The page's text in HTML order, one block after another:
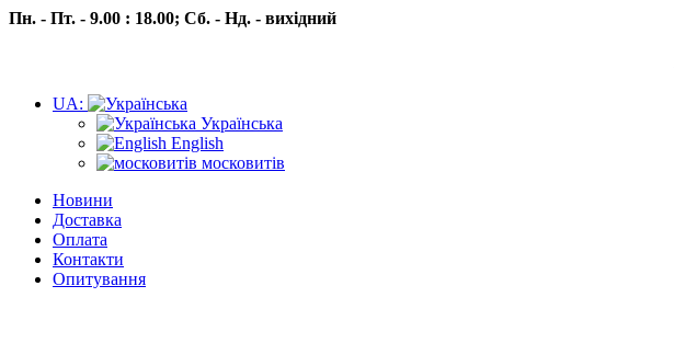
Пн. - Пт. - 9.00 : 18.00; Сб. - Нд. - вихідний
UA:
Українська
English
московитів
Новини
Доставка
Оплата
Контакти
Опитування